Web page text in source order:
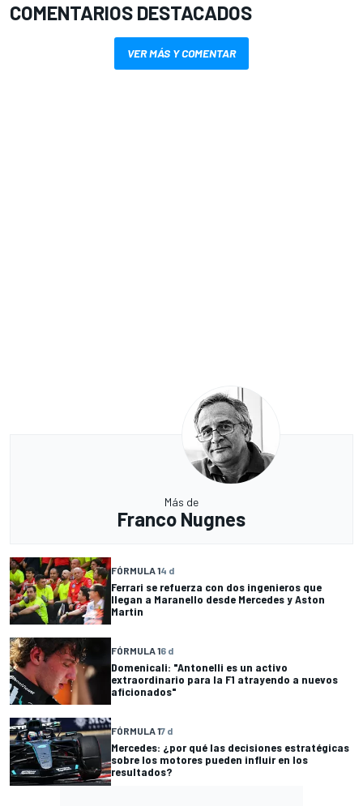
COMENTARIOS DESTACADOS
VER MÁS Y COMENTAR
Más de
Franco Nugnes
FÓRMULA 14 d
Ferrari se refuerza con dos ingenieros que
llegan a Maranello desde Mercedes y Aston
Martin
FÓRMULA 16 d
Domenicali: "Antonelli es un activo
extraordinario para la F1 atrayendo a nuevos
aficionados"
FÓRMULA 17 d
Mercedes: ¿por qué las decisiones estratégicas
sobre los motores pueden influir en los
resultados?